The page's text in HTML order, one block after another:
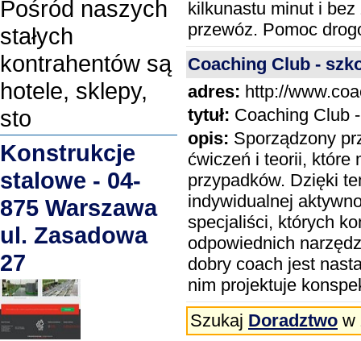
kilkunastu minut i
przewóz. Pomoc
Coaching Club -
adres: http://
tytuł: Coaching Club
opis: Sporządzony
ćwiczeń i teorii, które
przypadków. Dzięki
indywidualnej
specjaliści, których
odpowiednich
dobry coach jest
nim projektuje
Szukaj Doradztwo w
Pośród naszych
stałych
kontrahentów są
hotele, sklepy,
sto
Konstrukcje
stalowe - 04-
875 Warszawa
ul. Zasadowa
27